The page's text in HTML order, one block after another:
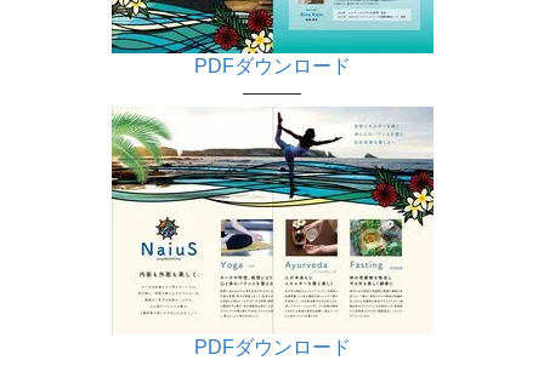
PDFダウンロード
———
PDFダウンロード